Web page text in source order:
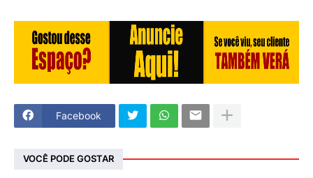
Facebook
VOCÊ PODE GOSTAR